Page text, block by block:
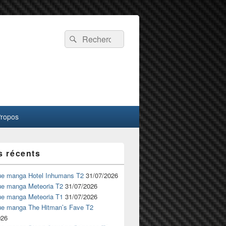
Recherche :
Rechercher
récents
manga Hotel Inhumans T2 31/07/2026
manga Meteoria T2 31/07/2026
manga Meteoria T1 31/07/2026
manga The Hitman’s Fave T2